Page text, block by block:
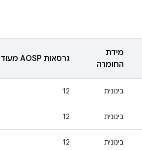
מידת
החומרה
גרסאות AOSP מעודכנות
בינונית 12
בינונית 12
בינונית 12